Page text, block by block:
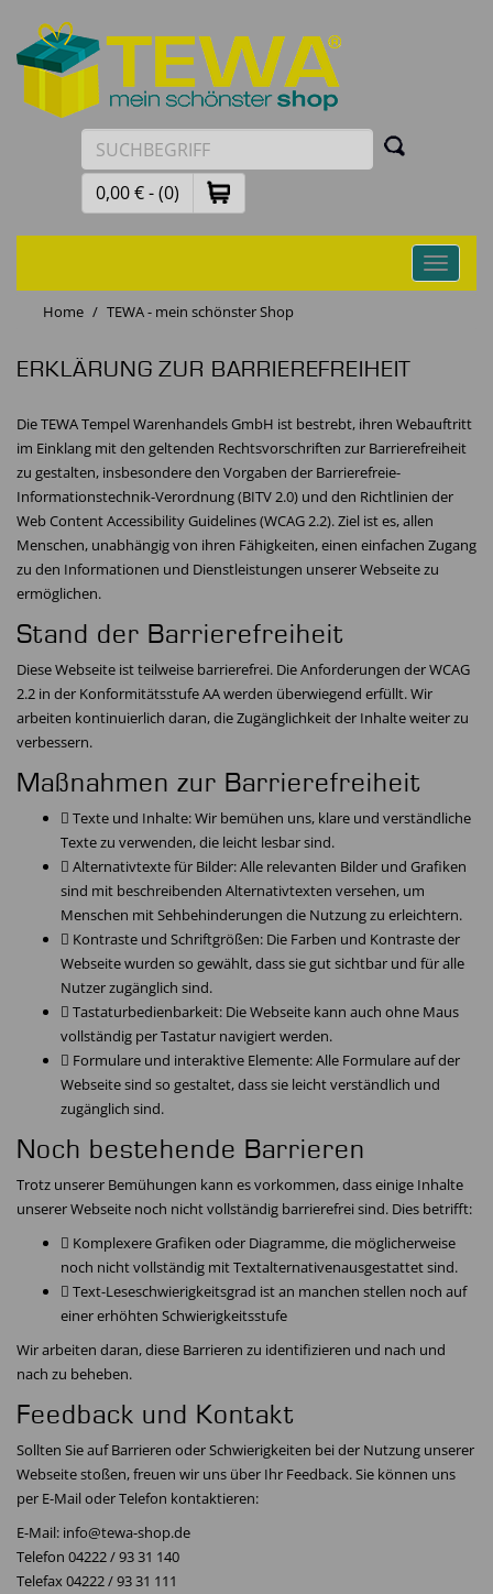
0,00 € - (0)
Toggle
Home
TEWA - mein schönster Shop
ERKLÄRUNG ZUR BARRIEREFREIHEIT
Die TEWA Tempel Warenhandels GmbH ist bestrebt, ihren Webauftritt
im Einklang mit den geltenden Rechtsvorschriften zur Barrierefreiheit
zu gestalten, insbesondere den Vorgaben der Barrierefreie-
Informationstechnik-Verordnung (BITV 2.0) und den Richtlinien der
Web Content Accessibility Guidelines (WCAG 2.2). Ziel ist es, allen
Menschen, unabhängig von ihren Fähigkeiten, einen einfachen Zugang
zu den Informationen und Dienstleistungen unserer Webseite zu
ermöglichen.
Stand der Barrierefreiheit
Diese Webseite ist teilweise barrierefrei. Die Anforderungen der WCAG
2.2 in der Konformitätsstufe AA werden überwiegend erfüllt. Wir
arbeiten kontinuierlich daran, die Zugänglichkeit der Inhalte weiter zu
verbessern.
Maßnahmen zur Barrierefreiheit
 Texte und Inhalte: Wir bemühen uns, klare und verständliche
Texte zu verwenden, die leicht lesbar sind.
 Alternativtexte für Bilder: Alle relevanten Bilder und Grafiken
sind mit beschreibenden Alternativtexten versehen, um
Menschen mit Sehbehinderungen die Nutzung zu erleichtern.
 Kontraste und Schriftgrößen: Die Farben und Kontraste der
Webseite wurden so gewählt, dass sie gut sichtbar und für alle
Nutzer zugänglich sind.
 Tastaturbedienbarkeit: Die Webseite kann auch ohne Maus
vollständig per Tastatur navigiert werden.
 Formulare und interaktive Elemente: Alle Formulare auf der
Webseite sind so gestaltet, dass sie leicht verständlich und
zugänglich sind.
Noch bestehende Barrieren
Trotz unserer Bemühungen kann es vorkommen, dass einige Inhalte
unserer Webseite noch nicht vollständig barrierefrei sind. Dies betrifft:
 Komplexere Grafiken oder Diagramme, die möglicherweise
noch nicht vollständig mit Textalternativenausgestattet sind.
 Text-Leseschwierigkeitsgrad ist an manchen stellen noch auf
einer erhöhten Schwierigkeitsstufe
Wir arbeiten daran, diese Barrieren zu identifizieren und nach und
nach zu beheben.
Feedback und Kontakt
Sollten Sie auf Barrieren oder Schwierigkeiten bei der Nutzung unserer
Webseite stoßen, freuen wir uns über Ihr Feedback. Sie können uns
per E-Mail oder Telefon kontaktieren:
E-Mail: info@tewa-shop.de
Telefon 04222 / 93 31 140
Telefax 04222 / 93 31 111